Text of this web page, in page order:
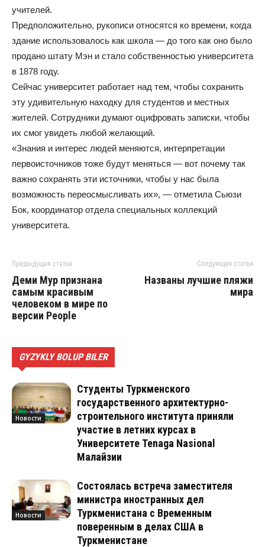
учителей.
Предположительно, рукописи относятся ко времени, когда
здание использовалось как школа — до того как оно было
продано штату Мэн и стало собственностью университета
в 1878 году.
Сейчас университет работает над тем, чтобы сохранить
эту удивительную находку для студентов и местных
жителей. Сотрудники думают оцифровать записки, чтобы
их смог увидеть любой желающий.
«Знания и интерес людей меняются, интерпретации
первоисточников тоже будут меняться — вот почему так
важно сохранять эти источники, чтобы у нас была
возможность переосмысливать их», — отметила Сьюзи
Бок, координатор отдела специальных коллекций
университета.
Предыдущая статья
Деми Мур признана
самым красивым
человеком в мире по
версии People
Следующая статья
Названы лучшие пляжи
мира
GYZYKLY BOLUP BILER
Новости
Студенты Туркменского
государственного архитектурно-
строительного института приняли
участие в летних курсах в
Университете Tenaga Nasional
Малайзии
Новости
Состоялась встреча заместителя
министра иностранных дел
Туркменистана с Временным
поверенным в делах США в
Туркменистане